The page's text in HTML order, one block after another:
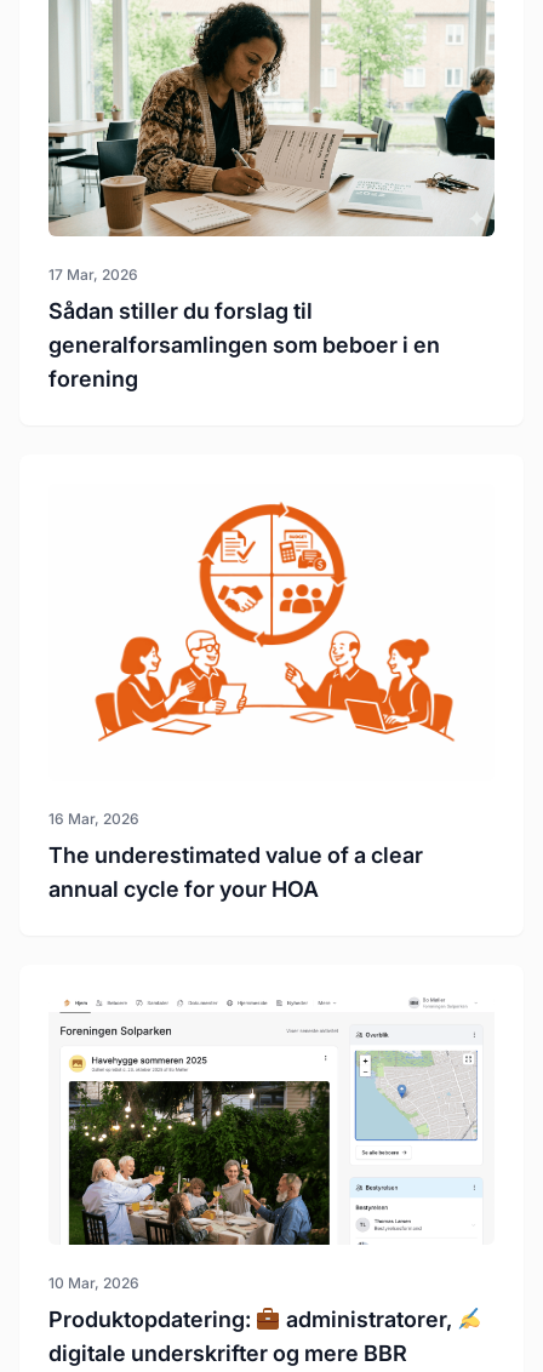
17 Mar, 2026
Sådan stiller du forslag til
generalforsamlingen som beboer i en
forening
16 Mar, 2026
The underestimated value of a clear
annual cycle for your HOA
10 Mar, 2026
Produktopdatering:
administratorer,
digitale underskrifter og mere BBR